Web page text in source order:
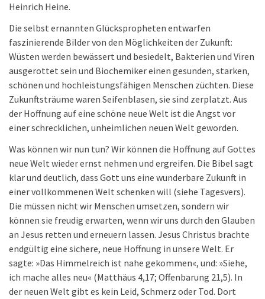
Heinrich Heine.
Die selbst ernannten Glückspropheten entwarfen
faszinierende Bilder von den Möglichkeiten der Zukunft:
Wüsten werden bewässert und besiedelt, Bakterien und Viren
ausgerottet sein und Biochemiker einen gesunden, starken,
schönen und hochleistungsfähigen Menschen züchten. Diese
Zukunftsträume waren Seifenblasen, sie sind zerplatzt. Aus
der Hoffnung auf eine schöne neue Welt ist die Angst vor
einer schrecklichen, unheimlichen neuen Welt geworden.
Was können wir nun tun? Wir können die Hoffnung auf Gottes
neue Welt wieder ernst nehmen und ergreifen. Die Bibel sagt
klar und deutlich, dass Gott uns eine wunderbare Zukunft in
einer vollkommenen Welt schenken will (siehe Tagesvers).
Die müssen nicht wir Menschen umsetzen, sondern wir
können sie freudig erwarten, wenn wir uns durch den Glauben
an Jesus retten und erneuern lassen. Jesus Christus brachte
endgültig eine sichere, neue Hoffnung in unsere Welt. Er
sagte: »Das Himmelreich ist nahe gekommen«, und: »Siehe,
ich mache alles neu« (Matthäus 4,17; Offenbarung 21,5). In
der neuen Welt gibt es kein Leid, Schmerz oder Tod. Dort